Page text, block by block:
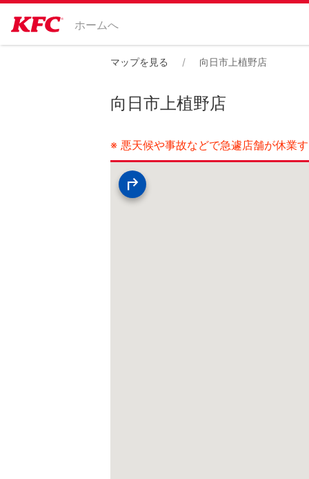
ホームへ
マップを見る 向日市上植野店
向日市上植野店
※ 悪天候や事故などで急遽店舗が休業